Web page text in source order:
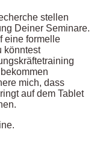
stellen
Deiner Seminare.
eine formelle
könntest
mich, dass
auf dem Tablet